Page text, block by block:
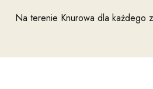
Na terenie Knurowa dla każdego